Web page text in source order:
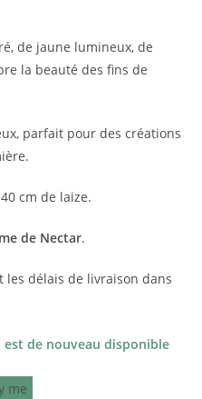
de jaune lumineux, de
la beauté des fins de
parfait pour des créations
cm de laize.
de Nectar.
les délais de livraison dans
de nouveau disponible
me